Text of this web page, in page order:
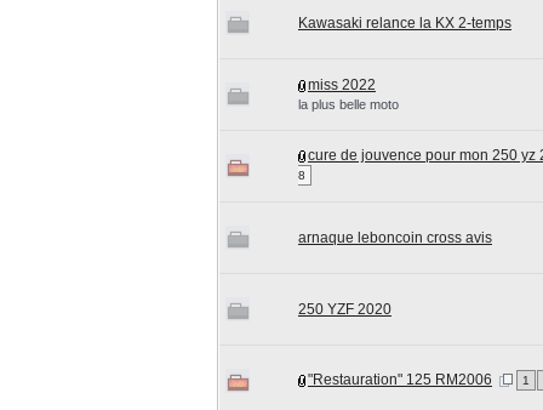
Kawasaki relance la KX 2-temps
miss 2022
la plus belle moto
cure de jouvence pour mon 250 yz
8
arnaque leboncoin cross avis
250 YZF 2020
"Restauration" 125 RM2006 1